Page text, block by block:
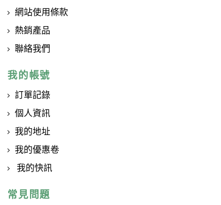
網站使用條款
熱銷產品
聯絡我們
我的帳號
訂單記錄
個人資訊
我的地址
我的優惠卷
我的快訊
常見問題